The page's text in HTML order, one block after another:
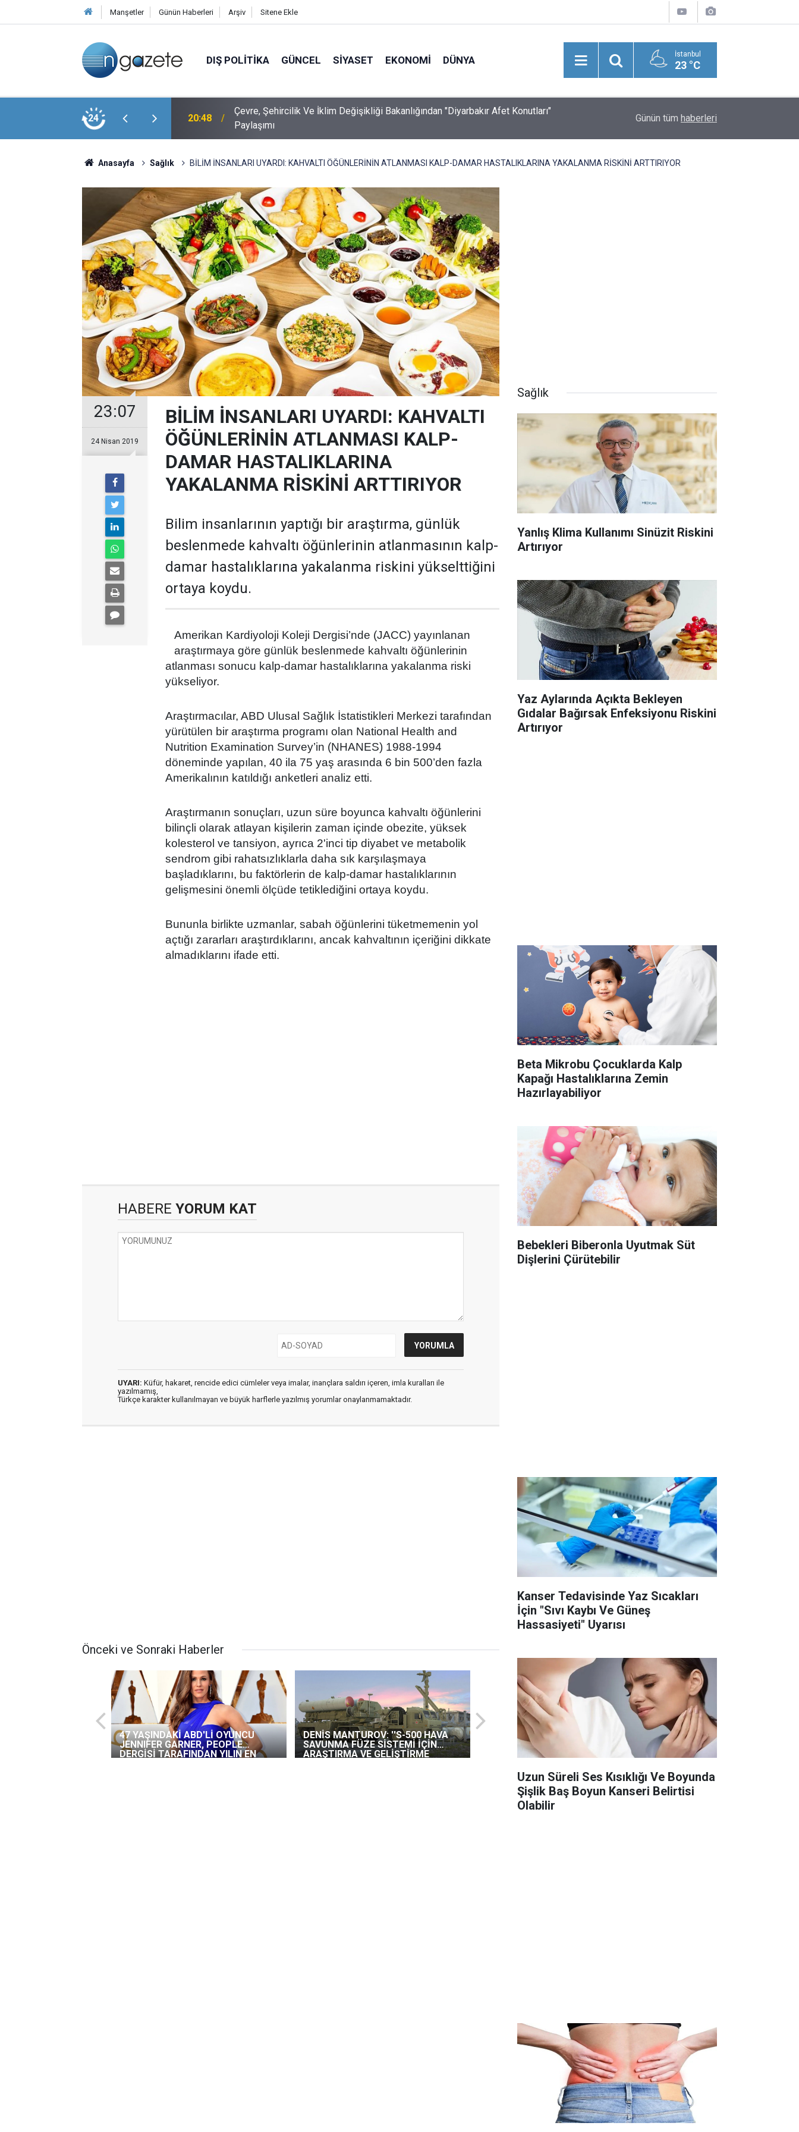
Manşetler Günün Haberleri Arşiv Sitene Ekle
DIŞ POLITIKA GÜNCEL SIYASET EKONOMI DÜNYA İstanbul
23 °C
24
Ağabeyi Hür Ağbaba, Egeşehir
20:48
Çevre, Şehircilik Ve İklim Değişikliği Bakanlığından "Diyarbakır Afet Konutları"
Paylaşımı
Yaralılar Olduğu Bildirildi
Günün tüm haberleri
Anasayfa Sağlık BİLİM İNSANLARI UYARDI: KAHVALTI ÖĞÜNLERİNİN ATLANMASI KALP-DAMAR HASTALIKLARINA YAKALANMA RİSKİNİ ARTTIRIYOR
23:07
24 Nisan 2019
BİLİM İNSANLARI UYARDI: KAHVALTI
ÖĞÜNLERİNİN ATLANMASI KALP-
DAMAR HASTALIKLARINA
YAKALANMA RİSKİNİ ARTTIRIYOR
Bilim insanlarının yaptığı bir araştırma, günlük
beslenmede kahvaltı öğünlerinin atlanmasının kalp-
damar hastalıklarına yakalanma riskini yükselttiğini
ortaya koydu.
Amerikan Kardiyoloji Koleji Dergisi’nde (JACC) yayınlanan
araştırmaya göre günlük beslenmede kahvaltı öğünlerinin
atlanması sonucu kalp-damar hastalıklarına yakalanma riski
yükseliyor.
Araştırmacılar, ABD Ulusal Sağlık İstatistikleri Merkezi tarafından
yürütülen bir araştırma programı olan National Health and
Nutrition Examination Survey’in (NHANES) 1988-1994
döneminde yapılan, 40 ila 75 yaş arasında 6 bin 500’den fazla
Amerikalının katıldığı anketleri analiz etti.
Araştırmanın sonuçları, uzun süre boyunca kahvaltı öğünlerini
bilinçli olarak atlayan kişilerin zaman içinde obezite, yüksek
kolesterol ve tansiyon, ayrıca 2'inci tip diyabet ve metabolik
sendrom gibi rahatsızlıklarla daha sık karşılaşmaya
başladıklarını, bu faktörlerin de kalp-damar hastalıklarının
gelişmesini önemli ölçüde tetiklediğini ortaya koydu.
Bununla birlikte uzmanlar, sabah öğünlerini tüketmemenin yol
açtığı zararları araştırdıklarını, ancak kahvaltının içeriğini dikkate
almadıklarını ifade etti.
HABERE YORUM KAT
UYARI: Küfür, hakaret, rencide edici cümleler veya imalar, inançlara saldırı içeren, imla kuralları ile
yazılmamış,
Türkçe karakter kullanılmayan ve büyük harflerle yazılmış yorumlar onaylanmamaktadır.
Önceki ve Sonraki Haberler
47 YAŞINDAKİ ABD'Lİ OYUNCU
JENNIFER GARNER, PEOPLE
DERGİSİ TARAFINDAN YILIN EN
DENİS MANTUROV: ''S-500 HAVA
SAVUNMA FÜZE SİSTEMİ İÇİN
ARAŞTIRMA VE GELİŞTİRME
Sağlık
Yanlış Klima Kullanımı Sinüzit Riskini
Artırıyor
Yaz Aylarında Açıkta Bekleyen
Gıdalar Bağırsak Enfeksiyonu Riskini
Artırıyor
Beta Mikrobu Çocuklarda Kalp
Kapağı Hastalıklarına Zemin
Hazırlayabiliyor
Bebekleri Biberonla Uyutmak Süt
Dişlerini Çürütebilir
Kanser Tedavisinde Yaz Sıcakları
İçin "Sıvı Kaybı Ve Güneş
Hassasiyeti" Uyarısı
Uzun Süreli Ses Kısıklığı Ve Boyunda
Şişlik Baş Boyun Kanseri Belirtisi
Olabilir